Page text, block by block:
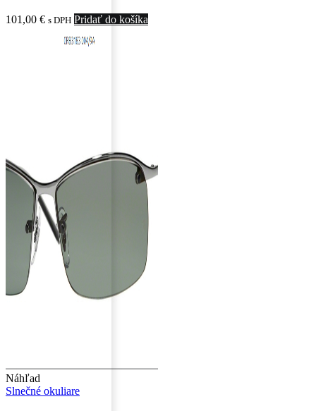
101,00 € s DPH Pridať do košíka
Náhľad
Slnečné okuliare